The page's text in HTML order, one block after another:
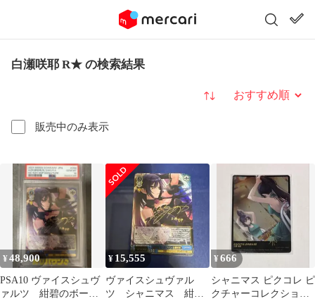
白瀬咲耶 R★ の検索結果
販売中のみ表示
並び替え
¥48,900
PSA10 ヴァイスシュヴ
ァルツ 紺碧のボーダ
¥ 15,555
ヴァイスシュヴァル
ツ シャニマス 紺碧
¥666
シャニマス ピクコレ ピ
クチャーコレクション